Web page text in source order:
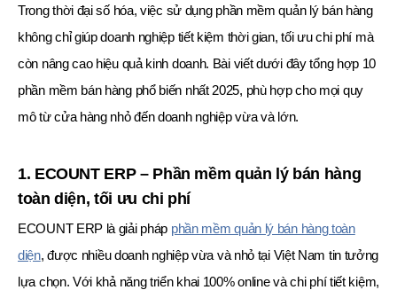
Trong thời đại số hóa, việc sử dụng phần mềm quản lý bán hàng
không chỉ giúp doanh nghiệp tiết kiệm thời gian, tối ưu chi phí mà
còn nâng cao hiệu quả kinh doanh. Bài viết dưới đây tổng hợp 10
phần mềm bán hàng phổ biến nhất 2025, phù hợp cho mọi quy
mô từ cửa hàng nhỏ đến doanh nghiệp vừa và lớn.
1. ECOUNT ERP – Phần mềm quản lý bán hàng
toàn diện, tối ưu chi phí
ECOUNT ERP là giải pháp phần mềm quản lý bán hàng toàn
diện, được nhiều doanh nghiệp vừa và nhỏ tại Việt Nam tin tưởng
lựa chọn. Với khả năng triển khai 100% online và chi phí tiết kiệm,